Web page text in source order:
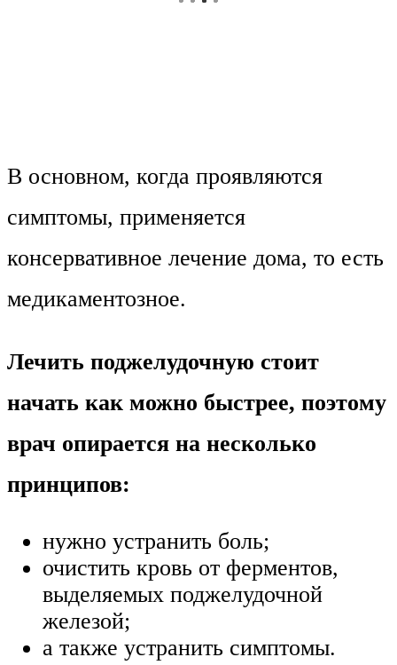
В основном, когда проявляются
симптомы, применяется
консервативное лечение дома, то есть
медикаментозное.
Лечить поджелудочную стоит
начать как можно быстрее, поэтому
врач опирается на несколько
принципов:
нужно устранить боль;
очистить кровь от ферментов,
выделяемых поджелудочной
железой;
а также устранить симптомы.